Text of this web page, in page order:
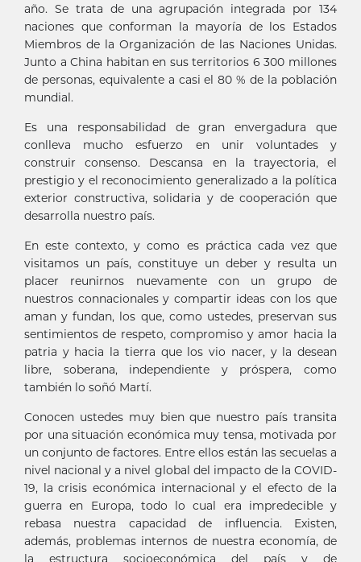
año. Se trata de una agrupación integrada por 134
naciones que conforman la mayoría de los Estados
Miembros de la Organización de las Naciones Unidas.
Junto a China habitan en sus territorios 6 300 millones
de personas, equivalente a casi el 80 % de la población
mundial.
Es una responsabilidad de gran envergadura que
conlleva mucho esfuerzo en unir voluntades y
construir consenso. Descansa en la trayectoria, el
prestigio y el reconocimiento generalizado a la política
exterior constructiva, solidaria y de cooperación que
desarrolla nuestro país.
En este contexto, y como es práctica cada vez que
visitamos un país, constituye un deber y resulta un
placer reunirnos nuevamente con un grupo de
nuestros connacionales y compartir ideas con los que
aman y fundan, los que, como ustedes, preservan sus
sentimientos de respeto, compromiso y amor hacia la
patria y hacia la tierra que los vio nacer, y la desean
libre, soberana, independiente y próspera, como
también lo soñó Martí.
Conocen ustedes muy bien que nuestro país transita
por una situación económica muy tensa, motivada por
un conjunto de factores. Entre ellos están las secuelas a
nivel nacional y a nivel global del impacto de la COVID-
19, la crisis económica internacional y el efecto de la
guerra en Europa, todo lo cual era impredecible y
rebasa nuestra capacidad de influencia. Existen,
además, problemas internos de nuestra economía, de
la estructura socioeconómica del país y de